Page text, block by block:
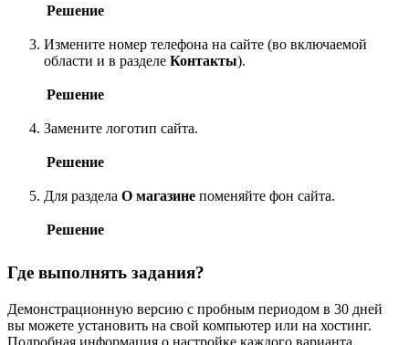
Решение
Измените номер телефона на сайте (во включаемой
области и в разделе Контакты).
Решение
Замените логотип сайта.
Решение
Для раздела О магазине поменяйте фон сайта.
Решение
Где выполнять задания?
Демонстрационную версию с пробным периодом в 30 дней
вы можете установить на свой компьютер или на хостинг.
Подробная информация о настройке каждого варианта